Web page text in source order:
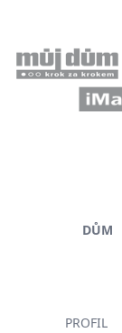
DŮM
PROFIL